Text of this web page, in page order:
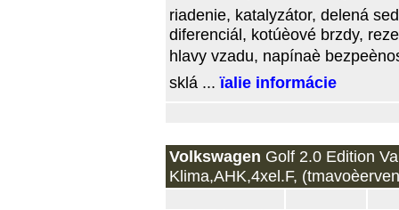
riadenie, katalyzátor, delená
diferenciál, kotúèové brzdy,
hlavy vzadu, napínaè
sklá ...ïalie informácie
Volkswagen Golf 2.0 Edition
Klima,AHK,4xel.F,